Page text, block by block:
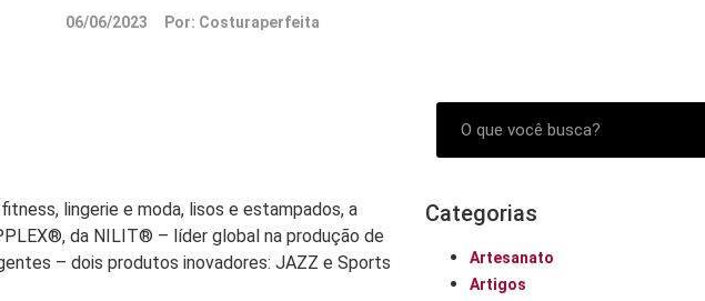
06/06/2023 Por: Costuraperfeita
lingerie e moda, lisos e estampados, a
da NILIT® – líder global na produção de
– dois produtos inovadores: JAZZ e Sports
Categorias
Artesanato
Artigos